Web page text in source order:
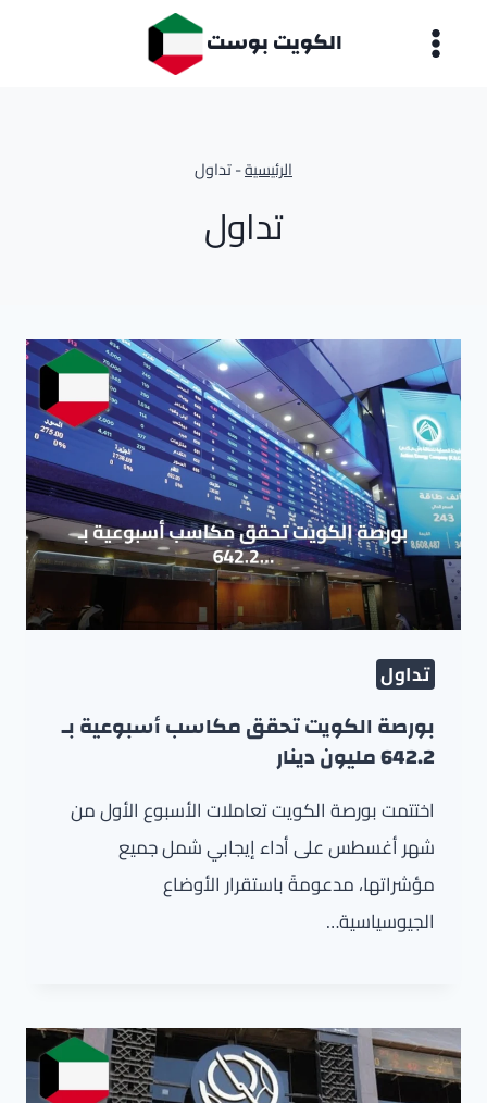
الكويت بوست
الرئيسية-تداول
تداول
تداول
بورصة الكويت تحقق مكاسب أسبوعية بـ
642.2 مليون دينار
اختتمت بورصة الكويت تعاملات الأسبوع الأول من
شهر أغسطس على أداء إيجابي شمل جميع
مؤشراتها، مدعومةً باستقرار الأوضاع
الجيوسياسية…